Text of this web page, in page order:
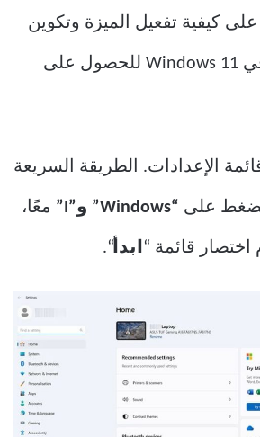
على كيفية تفعيل الميزة وتكوين
الوصول الصوتي في Windows 11 للحصول على
الإعدادات. الطريقة السريعة
على “Windows” و”I” معًا،
قائمة “ابدأ“.